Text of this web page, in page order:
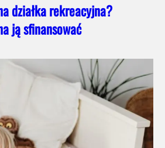
działka rekreacyjna?
ją sfinansować